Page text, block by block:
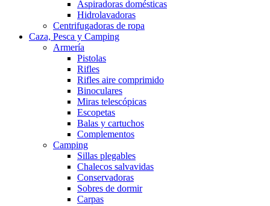
Aspiradoras domésticas
Hidrolavadoras
Centrifugadoras de ropa
Caza, Pesca y Camping
Armería
Pistolas
Rifles
Rifles aire comprimido
Binoculares
Miras telescópicas
Escopetas
Balas y cartuchos
Complementos
Camping
Sillas plegables
Chalecos salvavidas
Conservadoras
Sobres de dormir
Carpas